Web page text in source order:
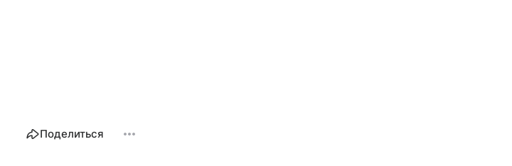
Поделиться